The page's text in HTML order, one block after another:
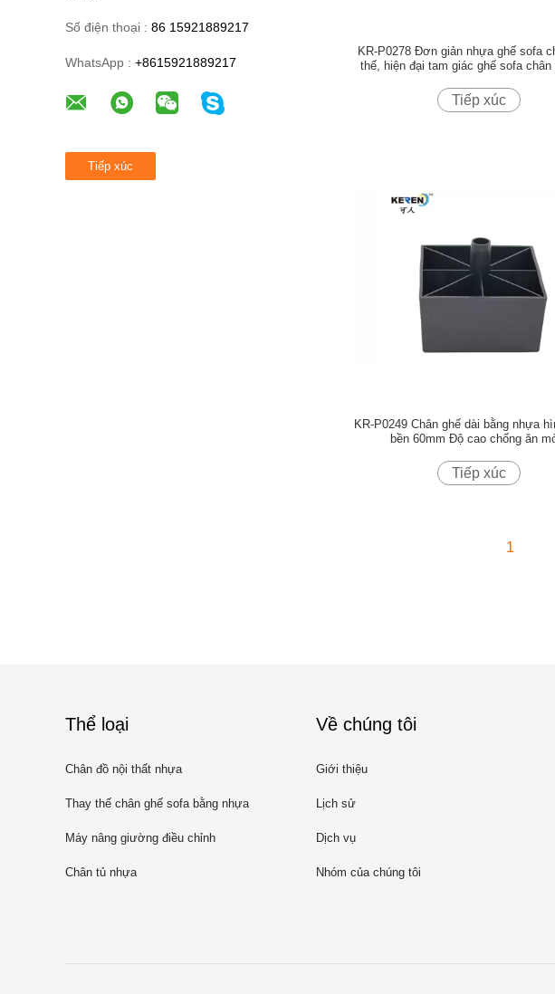
Số điện thoại : 86 15921889217
WhatsApp : +8615921889217
KR-P0278 Đơn giản nhựa ghế sofa
thế, hiện đại tam giác ghế sofa chân
Tiếp xúc
KR-P0249 Chân ghế dài bằng nhựa
bền 60mm Độ cao chống ăn
Tiếp xúc
1
Thể loại
Chân đồ nội thất nhựa
Thay thế chân ghế sofa bằng nhựa
Máy nâng giường điều chỉnh
Chân tủ nhựa
Về chúng tôi
Giới thiệu
Lịch sử
Dịch vụ
Nhóm của chúng tôi